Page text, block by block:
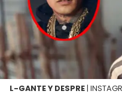
L-GANTE Y DESPRE |